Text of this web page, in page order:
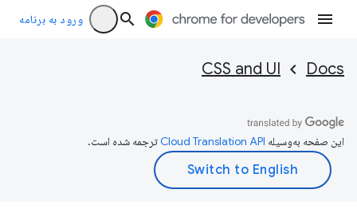
ورود به برنامه
Docs
CSS and UI
این صفحه به‌وسیله ترجمه شده است.